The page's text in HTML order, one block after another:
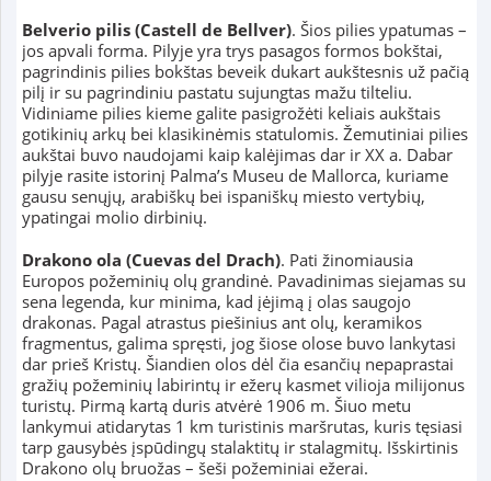
Belverio pilis (Castell de Bellver). Šios pilies ypatumas –
jos apvali forma. Pilyje yra trys pasagos formos bokštai,
pagrindinis pilies bokštas beveik dukart aukštesnis už pačią
pilį ir su pagrindiniu pastatu sujungtas mažu tilteliu.
Vidiniame pilies kieme galite pasigrožėti keliais aukštais
gotikinių arkų bei klasikinėmis statulomis. Žemutiniai pilies
aukštai buvo naudojami kaip kalėjimas dar ir XX a. Dabar
pilyje rasite istorinį Palma’s Museu de Mallorca, kuriame
gausu senųjų, arabiškų bei ispaniškų miesto vertybių,
ypatingai molio dirbinių.
Drakono ola (Cuevas del Drach). Pati žinomiausia
Europos požeminių olų grandinė. Pavadinimas siejamas su
sena legenda, kur minima, kad įėjimą į olas saugojo
drakonas. Pagal atrastus piešinius ant olų, keramikos
fragmentus, galima spręsti, jog šiose olose buvo lankytasi
dar prieš Kristų. Šiandien olos dėl čia esančių nepaprastai
gražių požeminių labirintų ir ežerų kasmet vilioja milijonus
turistų. Pirmą kartą duris atvėrė 1906 m. Šiuo metu
lankymui atidarytas 1 km turistinis maršrutas, kuris tęsiasi
tarp gausybės įspūdingų stalaktitų ir stalagmitų. Išskirtinis
Drakono olų bruožas – šeši požeminiai ežerai.